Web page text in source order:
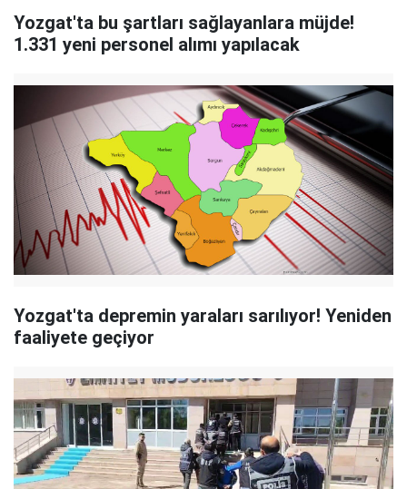
Yozgat'ta bu şartları sağlayanlara müjde!
1.331 yeni personel alımı yapılacak
Yozgat'ta depremin yaraları sarılıyor! Yeniden
faaliyete geçiyor